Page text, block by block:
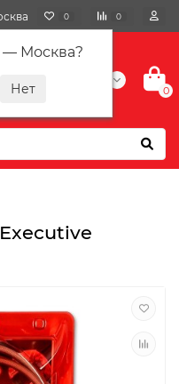
— Москва?
0 0
+7(901) 417-10-01
0